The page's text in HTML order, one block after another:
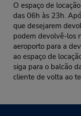
O espaço de
das 06h às 23h.
que desejarem
podem devolvê-los
aeroporto para a
ao espaço de
siga para o balcão
cliente de volta ao